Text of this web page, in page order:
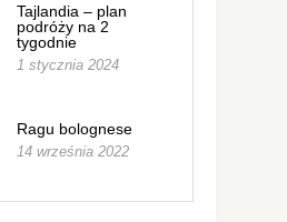
Tajlandia – plan
podróży na 2
tygodnie
1 stycznia 2024
Ragu bolognese
14 września 2022